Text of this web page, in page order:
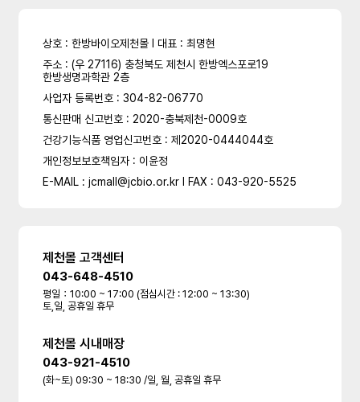
상호 : 한방바이오제천몰 l 대표 : 최명현
주소 : (우 27116) 충청북도 제천시 한방엑스포로19
한방생명과학관 2층
사업자 등록번호 : 304-82-06770
통신판매 신고번호 : 2020-충북제천-0009호
건강기능식품 영업신고번호 : 제2020-0444044호
개인정보보호책임자 : 이윤정
E-MAIL : jcmall@jcbio.or.kr l FAX : 043-920-5525
제천몰 고객센터
043-648-4510
평일：10:00 ~ 17:00 (점심시간 : 12:00 ~ 13:30)
토,일, 공휴일 휴무
제천몰 시내매장
043-921-4510
(화~토) 09:30 ~ 18:30 /일, 월, 공휴일 휴무